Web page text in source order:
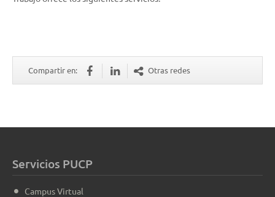
Compartir en: Otras redes
Servicios PUCP
Campus Virtual